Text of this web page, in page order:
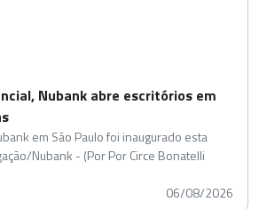
Nubank abre escritórios em
em São Paulo foi inaugurado esta
Nubank - (Por Por Circe Bonatelli
06/08/2026